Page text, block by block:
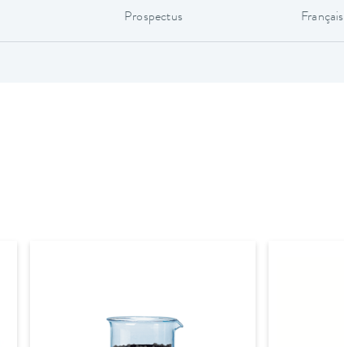
Prospectus Français